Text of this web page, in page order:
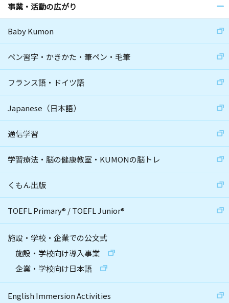
事業・活動の広がり
Baby Kumon
ペン習字・かきかた・筆ペン・毛筆
フランス語・ドイツ語
Japanese（日本語）
通信学習
学習療法・脳の健康教室・KUMONの脳トレ
くもん出版
TOEFL Primary® /TOEFL Junior®
施設・学校・企業での公文式
施設・学校向け導入事業
企業・学校向け日本語
English Immersion Activities